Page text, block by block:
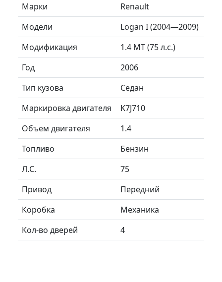
Марки
Renault
Модели
Logan I (2004—2009)
Модификация
1.4 MT (75 л.с.)
Год
2006
Тип кузова
Седан
Маркировка двигателя
K7J710
Объем двигателя
1.4
Топливо
Бензин
Л.C.
75
Привод
Передний
Коробка
Механика
Кол-во дверей
4